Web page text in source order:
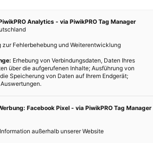
Analytics - via PiwikPRO Tag Manager
zur Fehlerbehebung und Weiterentwicklung
Erhebung von Verbindungsdaten, Daten Ihres
über die aufgerufenen Inhalte; Ausführung von
Speicherung von Daten auf Ihrem Endgerät;
Facebook Pixel - via PiwikPRO Tag Manager
außerhalb unserer Website